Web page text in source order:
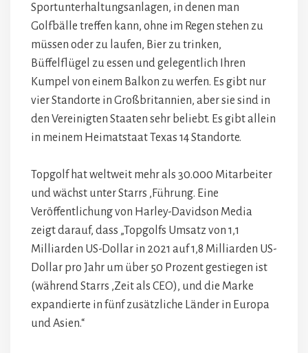
Sportunterhaltungsanlagen, in denen man
Golfbälle treffen kann, ohne im Regen stehen zu
müssen oder zu laufen, Bier zu trinken,
Büffelflügel zu essen und gelegentlich Ihren
Kumpel von einem Balkon zu werfen. Es gibt nur
vier Standorte in Großbritannien, aber sie sind in
den Vereinigten Staaten sehr beliebt. Es gibt allein
in meinem Heimatstaat Texas 14 Standorte.
Topgolf hat weltweit mehr als 30.000 Mitarbeiter
und wächst unter Starrs ‚Führung. Eine
Veröffentlichung von Harley-Davidson Media
zeigt darauf, dass „Topgolfs Umsatz von 1,1
Milliarden US-Dollar in 2021 auf 1,8 Milliarden US-
Dollar pro Jahr um über 50 Prozent gestiegen ist
(während Starrs ‚Zeit als CEO), und die Marke
expandierte in fünf zusätzliche Länder in Europa
und Asien.“